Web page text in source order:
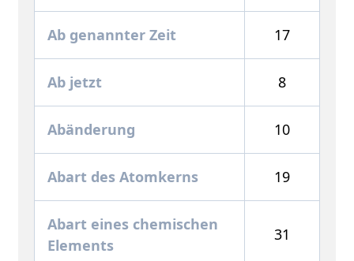
Ab genannter Zeit 17
Ab jetzt 8
Abänderung 10
Abart des Atomkerns 19
Abart eines chemischen
Elements
31